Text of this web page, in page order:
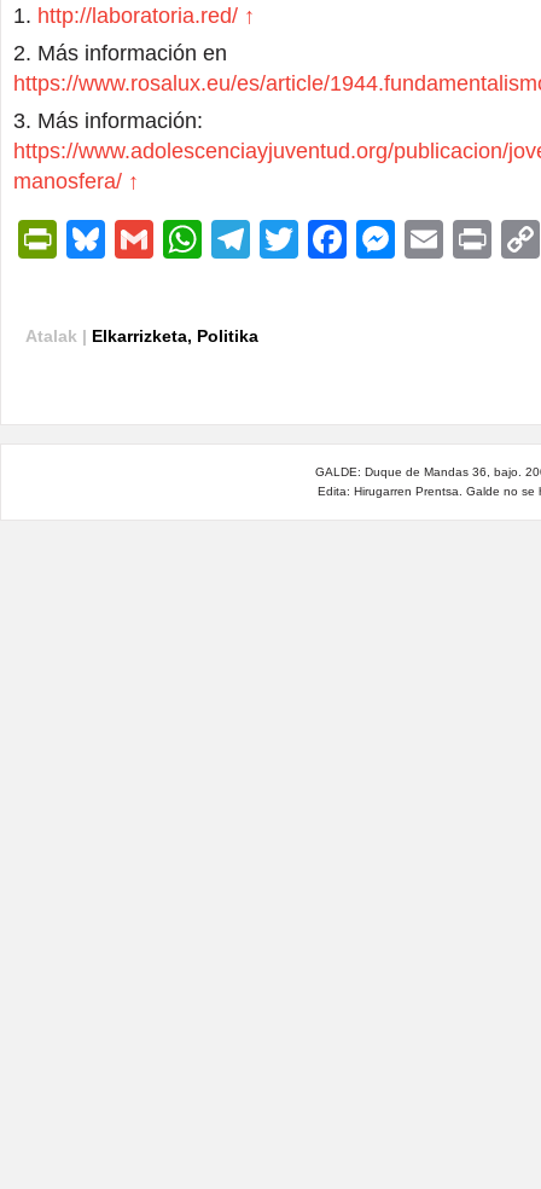
http://laboratoria.red/ ↑
Más información en
https://www.rosalux.eu/es/article/
Más información:
https://www.adolescenciayjuventud.org/publicacion/
manosfera/ ↑
PrintFriendly
Bluesky
GmailWhatsApp
Telegram
Twitter
Facebook
Email
Atalak | Elkarrizketa, Politika
GALDE: Duque de Mandas 36, bajo.
Edita: Hirugarren Prentsa. Galde no